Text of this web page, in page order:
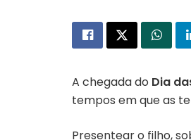
A chegada do Dia
tempos em que as
Presentear o filho,